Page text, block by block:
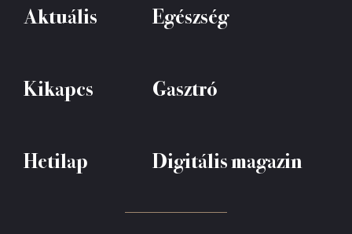
Aktuális Egészség
Kikapcs Gasztró
Hetilap Digitális magazin